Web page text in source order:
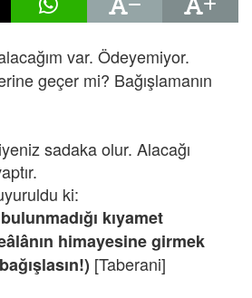
var. Ödeyemiyor.
geçer mi? Bağışlamanın
sadaka olur. Alacağı
ki:
kıyamet
himayesine girmek
[Taberani]